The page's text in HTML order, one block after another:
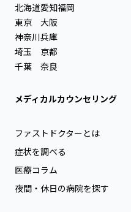
北海道
東京
神奈川
埼玉
千葉
愛知
大阪
兵庫
京都
奈良
福岡
メディカルカウンセリング
ファストドクターとは
症状を調べる
医療コラム
夜間・休日の病院を探す